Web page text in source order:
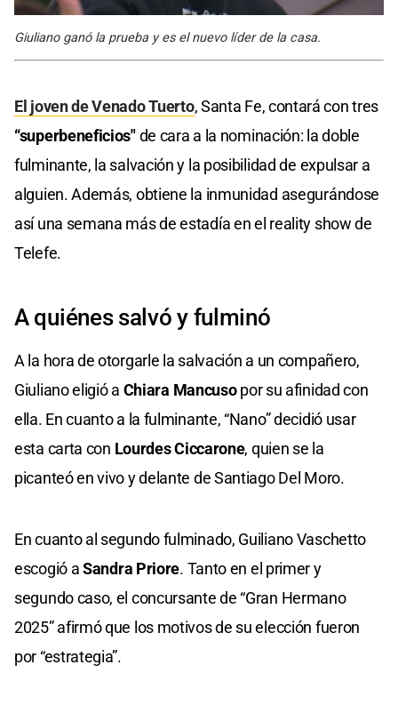
Giuliano ganó la prueba y es el nuevo líder de la casa.
El joven de Venado Tuerto, Santa Fe, contará con tres
“superbeneficios"de cara a la nominación: la doble
fulminante, la salvación y la posibilidad de expulsar a
alguien. Además, obtiene la inmunidad asegurándose
así una semana más de estadía en el reality show de
Telefe.
A quiénes salvó y fulminó
A la hora de otorgarle la salvación a un compañero,
Giuliano eligió a Chiara Mancusopor su afinidad con
ella. En cuanto a la fulminante, “Nano” decidió usar
esta carta con Lourdes Ciccarone, quien se la
picanteó en vivo y delante de Santiago Del Moro.
En cuanto al segundo fulminado, Guiliano Vaschetto
escogió aSandra Priore. Tanto en el primer y
segundo caso, el concursante de “Gran Hermano
2025” afirmó que los motivos de su elección fueron
por “estrategia”.